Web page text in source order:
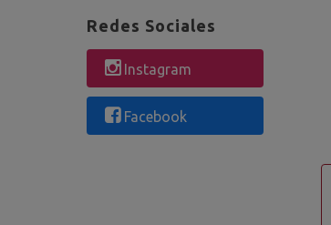
Redes Sociales
Instagram
Facebook